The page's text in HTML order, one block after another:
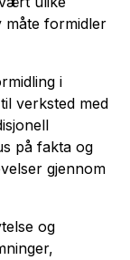
måte formidler
i
verksted med
på fakta og
gjennom
og